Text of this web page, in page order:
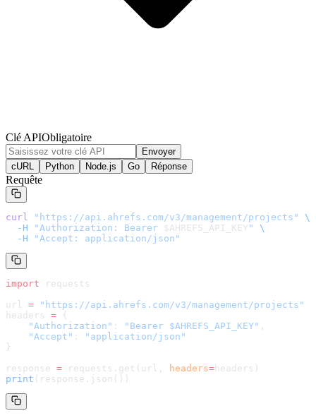
Clé APIObligatoire
Envoyer
cURL
Python Node.js Go Réponse
Requête
curl " https://api.ahrefs.com/v3/management/projects "
\
  -H
"Authorization: Bearer $AHREFS_API_KEY "
\
  -H
"Accept: application/json"
import requests
url = " https://api.ahrefs.com/v3/management/projects "
headers = {
    "Authorization"
: "Bearer $AHREFS_API_KEY" ,
    "Accept"
:
"application/json"
}
response = requests.get(url, headers= headers )
print (response.json())